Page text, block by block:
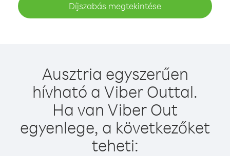
Díjszabás megtekintése
Ausztria egyszerűen
hívható a Viber Outtal.
Ha van Viber Out
egyenlege, a következőket
teheti: